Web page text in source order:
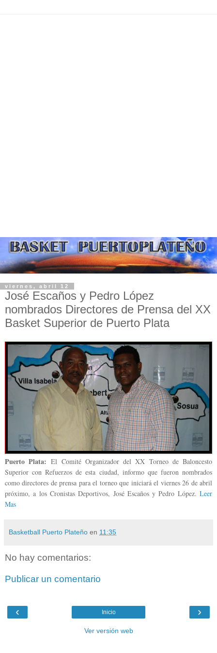
viernes, abril 12
José Escaños y Pedro López
nombrados Directores de Prensa del XX
Basket Superior de Puerto Plata
Puerto Plata: El Comité Organizador del XX Torneo de Baloncesto
Superior con Refuerzos de esta ciudad, informo que fueron nombrados
como directores de prensa para el torneo que iniciará el viernes 26 de abril
próximo, a los Cronistas Deportivos, José Escaños y Pedro López. Leer
Mas
Basketball Puerto Plateño en 11:35
No hay comentarios:
Publicar un comentario
‹ ›
Inicio
Ver versión web